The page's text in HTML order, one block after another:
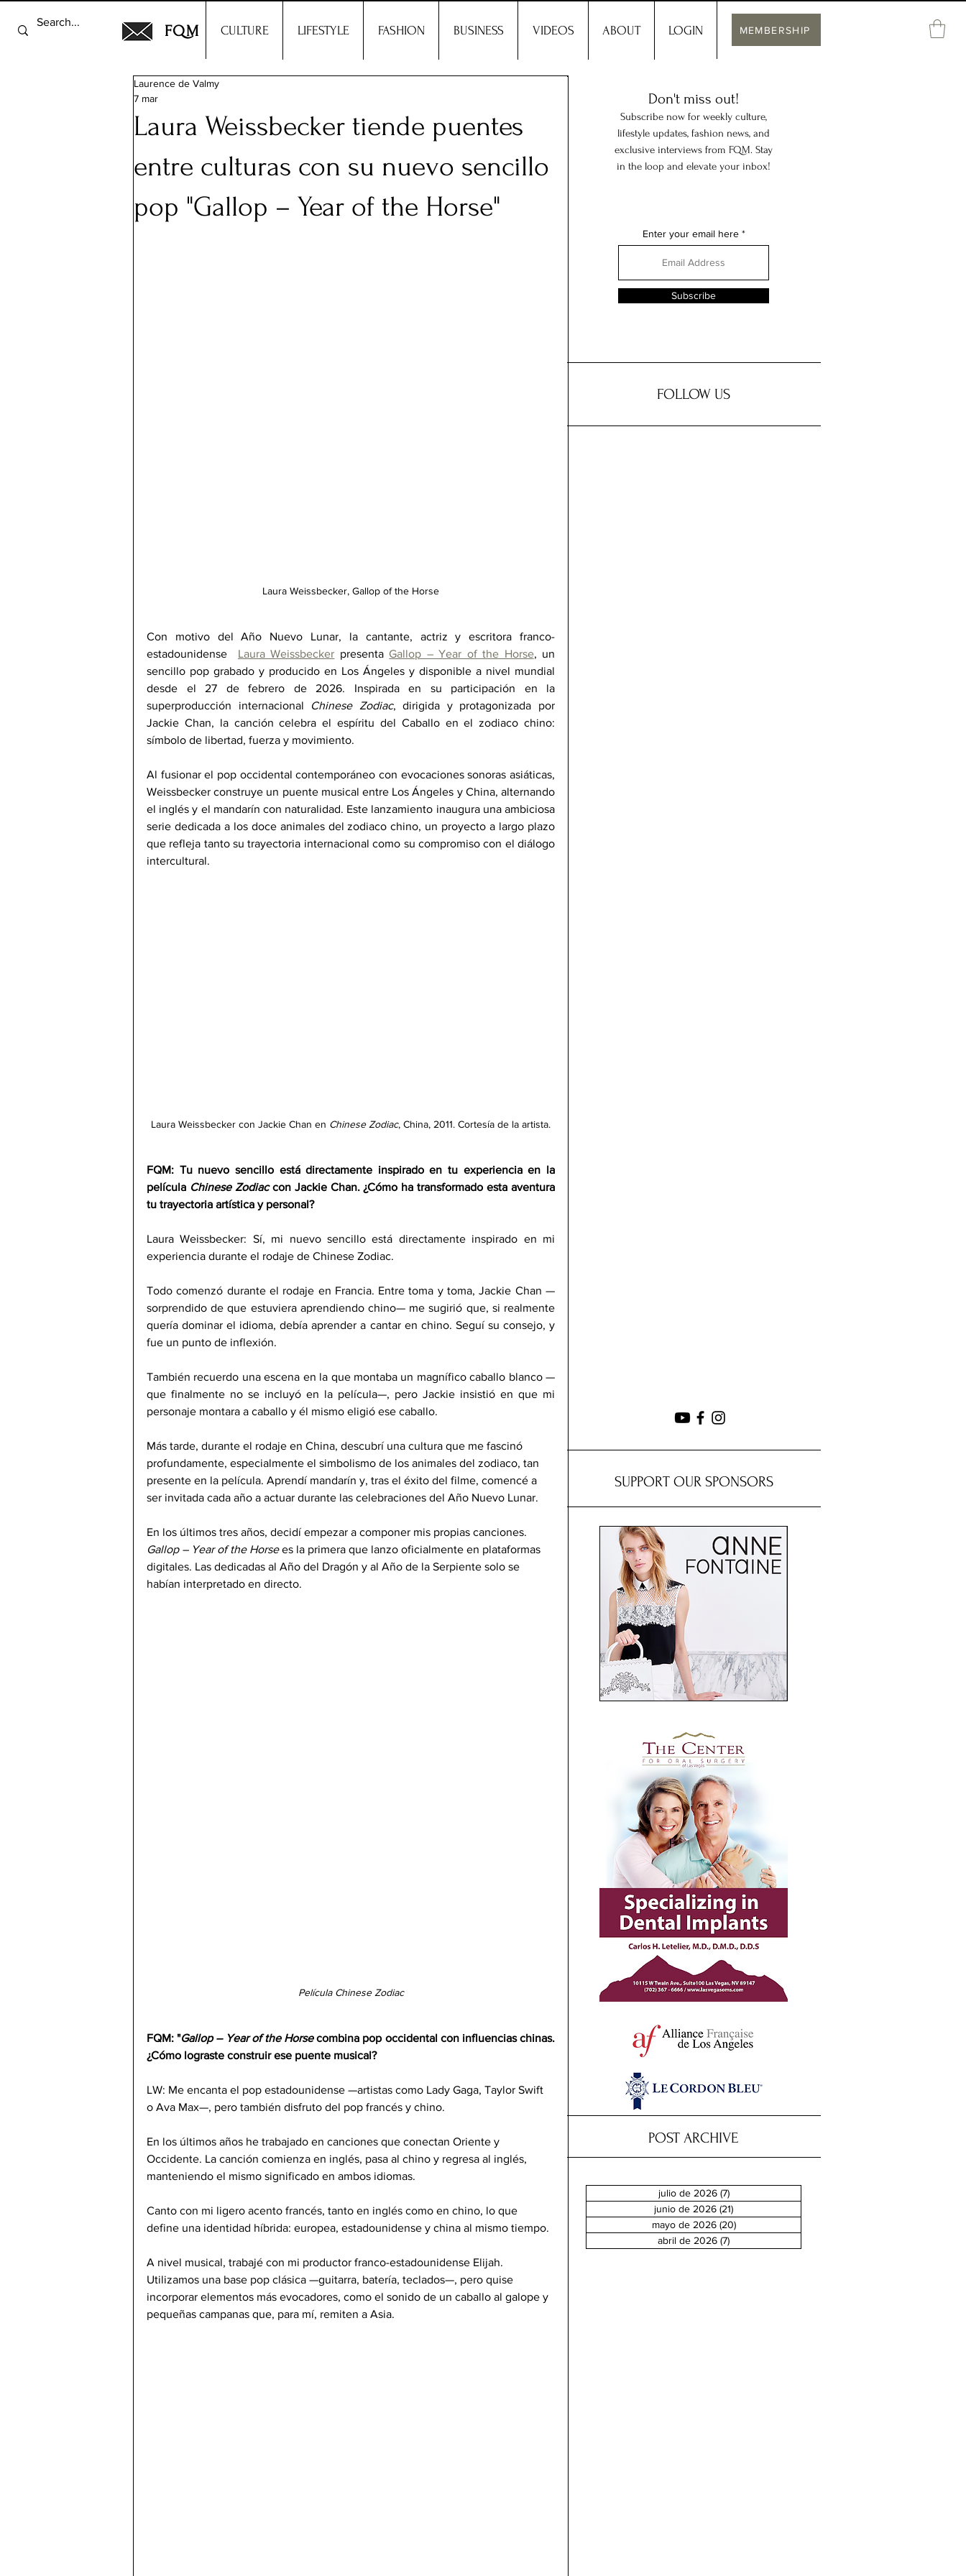
FQM CULTURE LIFESTYLE FASHION BUSINESS VIDEOS ABOUT LOGIN MEMBERSHIP
Laura Weissbecker tiende puentes
entre culturas con su nuevo sencillo
pop "Gallop – Year of the Horse"
Laurence de Valmy
7 mar
Laura Weissbecker, Gallop of the Horse
Con motivo del Año Nuevo Lunar, la cantante, actriz y escritora franco-
estadounidense
Laura Weissbecker presenta Gallop – Year of the Horse, un
sencillo pop grabado y producido en Los Ángeles y disponible a nivel mundial
desde el 27 de febrero de 2026. Inspirada en su participación en la
superproducción internacional
Chinese Zodiac, dirigida y protagonizada por
Jackie Chan, la canción celebra el espíritu del Caballo en el zodiaco chino:
símbolo de libertad, fuerza y movimiento.
Al fusionar el pop occidental contemporáneo con evocaciones sonoras asiáticas,
Weissbecker construye un puente musical entre Los Ángeles y China, alternando
el inglés y el mandarín con naturalidad. Este lanzamiento inaugura una ambiciosa
serie dedicada a los doce animales del zodiaco chino, un proyecto a largo plazo
que refleja tanto su trayectoria internacional como su compromiso con el diálogo
intercultural.
Laura Weissbecker con Jackie Chan en Chinese Zodiac, China, 2011. Cortesía de la artista.
FQM: Tu nuevo sencillo está directamente inspirado en tu experiencia en la
película Chinese Zodiac con Jackie Chan. ¿Cómo ha transformado esta aventura
tu trayectoria artística y personal?
Laura Weissbecker: Sí, mi nuevo sencillo está directamente inspirado en mi
experiencia durante el rodaje de Chinese Zodiac.
Todo comenzó durante el rodaje en Francia. Entre toma y toma, Jackie Chan —
sorprendido de que estuviera aprendiendo chino— me sugirió que, si realmente
quería dominar el idioma, debía aprender a cantar en chino. Seguí su consejo, y
fue un punto de inflexión.
También recuerdo una escena en la que montaba un magnífico caballo blanco —
que finalmente no se incluyó en la película—, pero Jackie insistió en que mi
personaje montara a caballo y él mismo eligió ese caballo.
Más tarde, durante el rodaje en China, descubrí una cultura que me fascinó
profundamente, especialmente el simbolismo de los animales del zodiaco, tan
presente en la película. Aprendí mandarín y, tras el éxito del filme, comencé a
ser invitada cada año a actuar durante las celebraciones del Año Nuevo Lunar.
En los últimos tres años, decidí empezar a componer mis propias canciones.
Gallop – Year of the Horse es la primera que lanzo oficialmente en plataformas
digitales. Las dedicadas al Año del Dragón y al Año de la Serpiente solo se
habían interpretado en directo.
Película Chinese Zodiac
FQM: "Gallop – Year of the Horse combina pop occidental con influencias chinas.
¿Cómo lograste construir ese puente musical?
LW: Me encanta el pop estadounidense —artistas como Lady Gaga, Taylor Swift
o Ava Max—, pero también disfruto del pop francés y chino.
En los últimos años he trabajado en canciones que conectan Oriente y
Occidente. La canción comienza en inglés, pasa al chino y regresa al inglés,
manteniendo el mismo significado en ambos idiomas.
Canto con mi ligero acento francés, tanto en inglés como en chino, lo que
define una identidad híbrida: europea, estadounidense y china al mismo tiempo.
A nivel musical, trabajé con mi productor franco-estadounidense Elijah.
Utilizamos una base pop clásica —guitarra, batería, teclados—, pero quise
incorporar elementos más evocadores, como el sonido de un caballo al galope y
pequeñas campanas que, para mí, remiten a Asia.
Don't miss out!
Subscribe now for weekly culture,
lifestyle updates, fashion news, and
exclusive interviews from FQM. Stay
in the loop and elevate your inbox!
Enter your email here
Subscribe
FOLLOW US
SUPPORT OUR SPONSORS
POST ARCHIVE
julio de 2026 (7)7 entradas
junio de 2026 (21)
mayo de 2026 (20)20 entradas
abril de 2026 (7)